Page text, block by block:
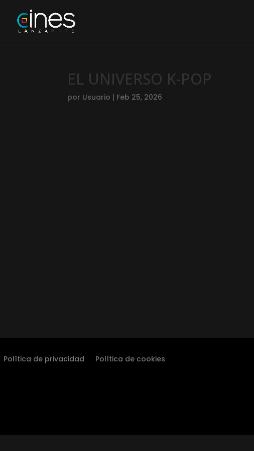
EL UNIVERSO K-POP
por Usuario | Feb 25, 2026
Política de privacidad Política de cookies